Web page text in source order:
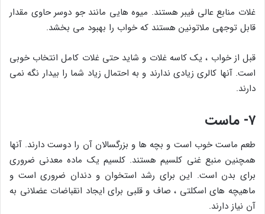
غلات منابع عالی فیبر هستند. میوه هایی مانند جو دوسر حاوی مقدار
قابل توجهی ملاتونین هستند که خواب را بهبود می بخشد.
قبل از خواب ، یک کاسه غلات و شاید حتی غلات کامل انتخاب خوبی
است. آنها کالری زیادی ندارند و به احتمال زیاد شما را بیدار نگه نمی
دارند.
۷- ماست
طعم ماست خوب است و بچه ها و بزرگسالان آن را دوست دارند. آنها
همچنین منبع غنی کلسیم هستند. کلسیم یک ماده معدنی ضروری
برای بدن است. این برای رشد استخوان و دندان ضروری است و
ماهیچه های اسکلتی ، صاف و قلبی برای ایجاد انقباضات عضلانی به
آن نیاز دارند.